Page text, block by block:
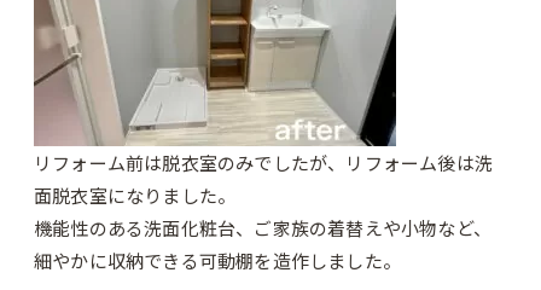
リフォーム前は脱衣室のみでしたが、リフォーム後は洗
面脱衣室になりました。
機能性のある洗面化粧台、ご家族の着替えや小物など、
細やかに収納できる可動棚を造作しました。